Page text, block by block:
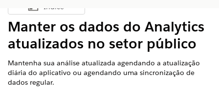
Mostrar índice
Índice
Manter os dados do Analytics
atualizados no setor público
Mantenha sua análise atualizada agendando a atualização
diária do aplicativo ou agendando uma sincronização de
dados regular.